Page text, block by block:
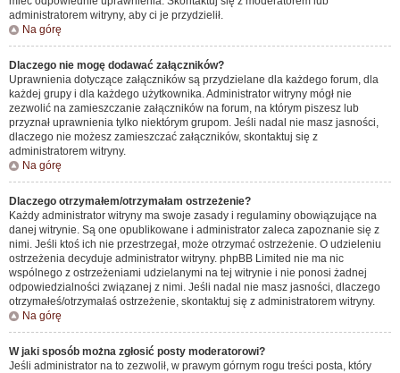
administratorem witryny, aby ci je przydzielił.
Na górę
Dlaczego nie mogę dodawać załączników?
Uprawnienia dotyczące załączników są przydzielane dla każdego forum, dla
każdej grupy i dla każdego użytkownika. Administrator witryny mógł nie
zezwolić na zamieszczanie załączników na forum, na którym piszesz lub
przyznał uprawnienia tylko niektórym grupom. Jeśli nadal nie masz jasności,
dlaczego nie możesz zamieszczać załączników, skontaktuj się z
administratorem witryny.
Na górę
Dlaczego otrzymałem/otrzymałam ostrzeżenie?
Każdy administrator witryny ma swoje zasady i regulaminy obowiązujące na
danej witrynie. Są one opublikowane i administrator zaleca zapoznanie się z
nimi. Jeśli ktoś ich nie przestrzegał, może otrzymać ostrzeżenie. O udzieleniu
ostrzeżenia decyduje administrator witryny. phpBB Limited nie ma nic
wspólnego z ostrzeżeniami udzielanymi na tej witrynie i nie ponosi żadnej
odpowiedzialności związanej z nimi. Jeśli nadal nie masz jasności, dlaczego
otrzymałeś/otrzymałaś ostrzeżenie, skontaktuj się z administratorem witryny.
Na górę
W jaki sposób można zgłosić posty moderatorowi?
Jeśli administrator na to zezwolił, w prawym górnym rogu treści posta, który